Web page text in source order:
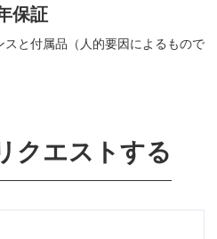
保証
と付属品（人的要因によるもので
クエストする